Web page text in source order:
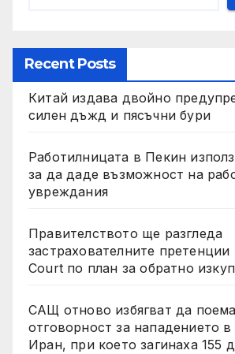
Recent Posts
Китай издава двойно
силен дъжд и пясъчни бури
Работилницата в Пекин
за да даде възможност на
увреждания
Правителството ще разгледа
застрахователните претенции
Court по план за обратно
САЩ отново избягват да
отговорност за нападението
Иран, при което загинаха 155